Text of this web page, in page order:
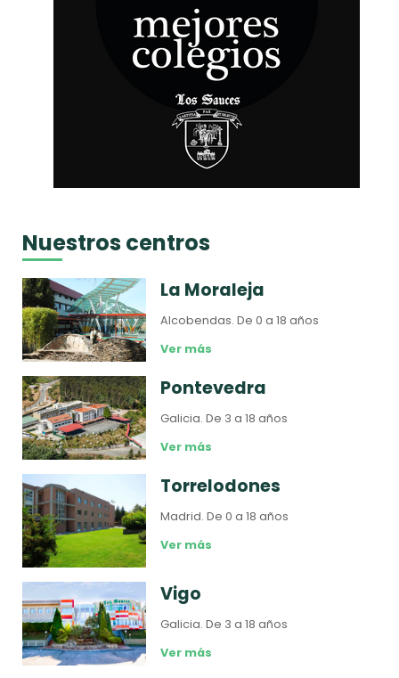
Nuestros centros
La Moraleja
Alcobendas.De 0 a 18 años
Ver más
Pontevedra
Galicia.De 3 a 18 años
Ver más
Torrelodones
Madrid.De 0 a 18 años
Ver más
Vigo
Galicia.De 3 a 18 años
Ver más